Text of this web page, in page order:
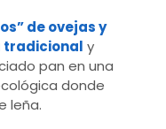
de ovejas y
tradicional y
pan en una
donde
leña.